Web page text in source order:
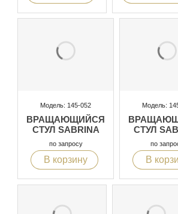
Модель: 145-052
ВРАЩАЮЩИЙСЯ
СТУЛ SABRINA
по запросу
В корзину
Модель:
СТУЛ
по
В